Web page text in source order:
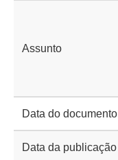
Assunto
Data do documento
Data da publicação